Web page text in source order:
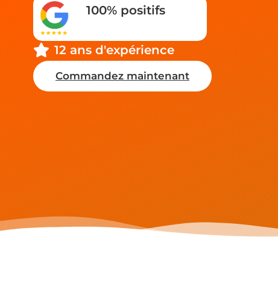
100% positifs
12 ans d'expérience
Commandez maintenant